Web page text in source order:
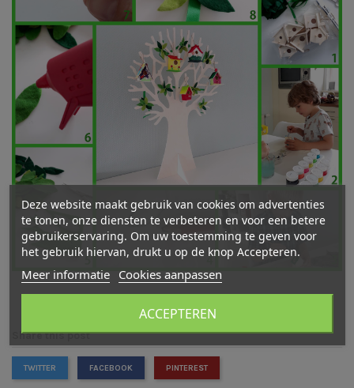
Share this post
TWITTER FACEBOOK PINTEREST
Deze website maakt gebruik van cookies om advertenties
te tonen, onze diensten te verbeteren en voor een betere
gebruikerservaring. Om uw toestemming te geven voor
het gebruik hiervan, drukt u op de knop Accepteren.
Meer informatie Cookies aanpassen
ACCEPTEREN